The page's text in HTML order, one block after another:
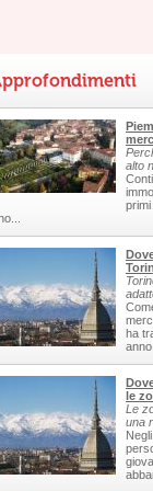
alto
ha
anno
le
Le
una